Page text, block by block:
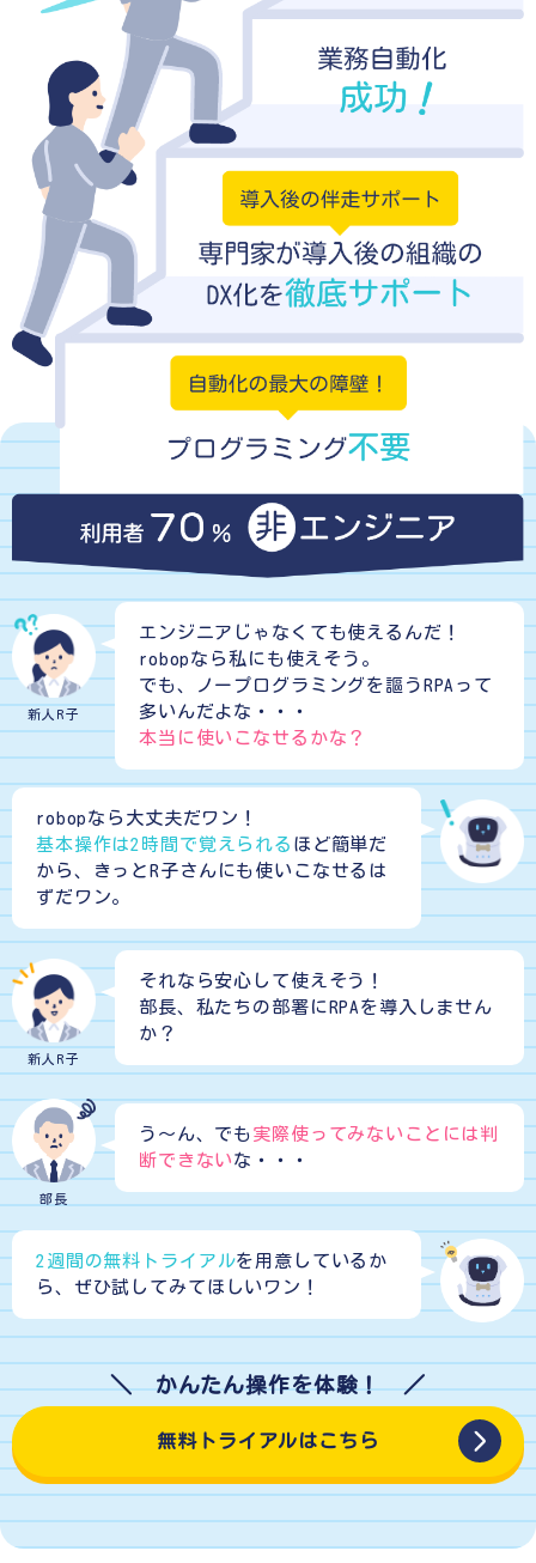
新人R子
エンジニアじゃなくても使えるんだ！
robopなら私にも使えそう。
でも、ノープログラミングを謳うRPAって
多いんだよな・・・
本当に使いこなせるかな？
robopなら大丈夫だワン！
基本操作は2時間で覚えられる ほど簡単だ
から、きっとR子さんにも使いこなせるは
ずだワン。
新人R子
それなら安心して使えそう！
部長、私たちの部署にRPAを導入しません
か？
部長
う～ん、でも 実際使ってみないことには判
断できない な・・・
2週間の無料トライアルを用意しているか
ら、 ぜひ試してみてほしいワン！
無料トライアルはこちら